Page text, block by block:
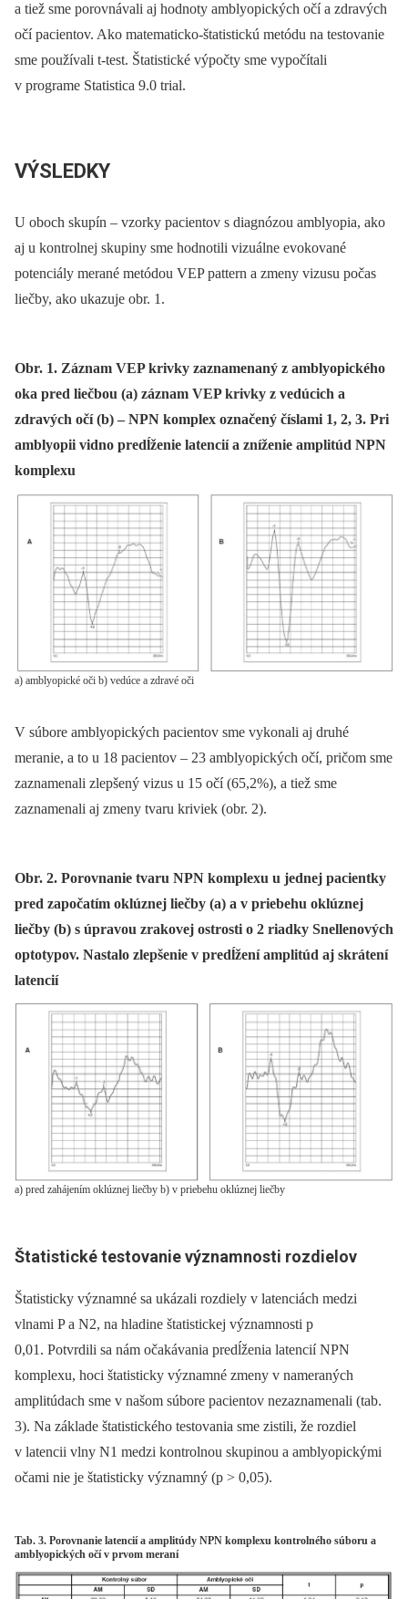
a tiež sme porovnávali aj hodnoty amblyopických očí a zdravých
očí pacientov. Ako matematicko-štatistickú metódu na testovanie
sme používali t-test. Štatistické výpočty sme vypočítali
v programe Statistica 9.0 trial.
VÝSLEDKY
U oboch skupín –⁠ vzorky pacientov s diagnózou amblyopia, ako
aj u kontrolnej skupiny sme hodnotili vizuálne evokované
potenciály merané metódou VEP pattern a zmeny vizusu počas
liečby, ako ukazuje obr. 1.
Obr. 1. Záznam VEP krivky zaznamenaný z amblyopického
oka pred liečbou (a) záznam VEP krivky z vedúcich a
zdravých očí (b) – NPN komplex označený číslami 1, 2, 3. Pri
amblyopii vidno predĺženie latencií a zníženie amplitúd NPN
komplexu
a) amblyopické oči b) vedúce a zdravé oči
V súbore amblyopických pacientov sme vykonali aj druhé
meranie, a to u 18 pacientov –⁠ 23 amblyopických očí, pričom sme
zaznamenali zlepšený vizus u 15 očí (65,2%), a tiež sme
zaznamenali aj zmeny tvaru kriviek (obr. 2).
Obr. 2. Porovnanie tvaru NPN komplexu u jednej pacientky
pred započatím oklúznej liečby (a) a v priebehu oklúznej
liečby (b) s úpravou zrakovej ostrosti o 2 riadky Snellenových
optotypov. Nastalo zlepšenie v predĺžení amplitúd aj skrátení
latencií
a) pred zahájením oklúznej liečby b) v priebehu oklúznej liečby
Štatistické testovanie významnosti rozdielov
Štatisticky významné sa ukázali rozdiely v latenciách medzi
vlnami P a N2, na hladine štatistickej významnosti p
0,01. Potvrdili sa nám očakávania predĺženia latencií NPN
komplexu, hoci štatisticky významné zmeny v nameraných
amplitúdach sme v našom súbore pacientov nezaznamenali (tab.
3). Na základe štatistického testovania sme zistili, že rozdiel
v latencii vlny N1 medzi kontrolnou skupinou a amblyopickými
očami nie je štatisticky významný (p > 0,05).
Tab. 3. Porovnanie latencií a amplitúdy NPN komplexu kontrolného súboru a
amblyopických očí v prvom meraní